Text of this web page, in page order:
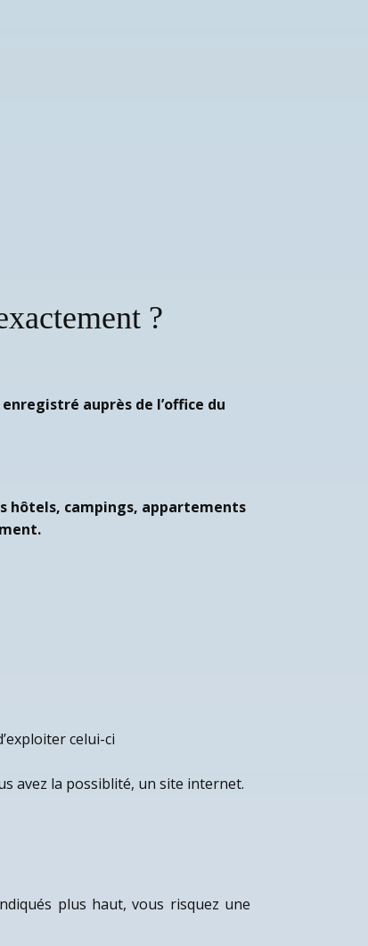
?
auprès de l’office du
hôtels, campings, appartements
celui-ci
avez la possiblité, un site internet.
plus haut, vous risquez une